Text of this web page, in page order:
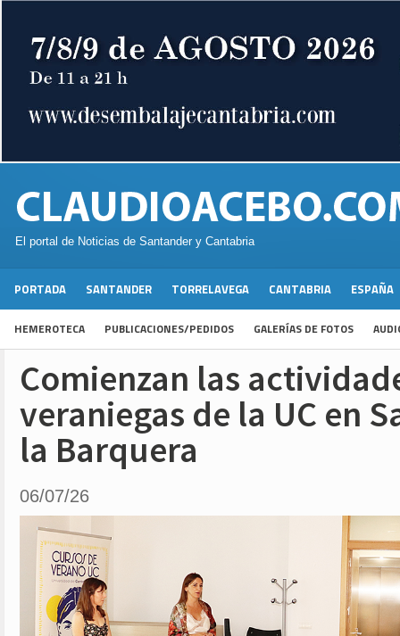
El portal de Noticias de Santander y Cantabria
PORTADA SANTANDER TORRELAVEGA CANTABRIA ESPAÑA
HEMEROTECA PUBLICACIONES/PEDIDOS GALERÍAS DE FOTOS
Comienzan las
veraniegas de la UC en
la Barquera
06/07/26